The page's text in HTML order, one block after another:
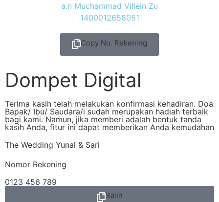
a.n Muchammad Villein Zu
1400012658051
Copy No. Rekening
Dompet Digital
Terima kasih telah melakukan konfirmasi kehadiran. Doa
Bapak/ Ibu/ Saudara/i sudah merupakan hadiah terbaik
bagi kami. Namun, jika memberi adalah bentuk tanda
kasih Anda, fitur ini dapat memberikan Anda kemudahan
The Wedding Yunal & Sari
Nomor Rekening
0123 456 789
Salin